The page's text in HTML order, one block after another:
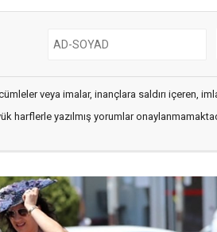
veya imalar, inançlara saldırı içeren,
harflerle yazılmış yorumlar